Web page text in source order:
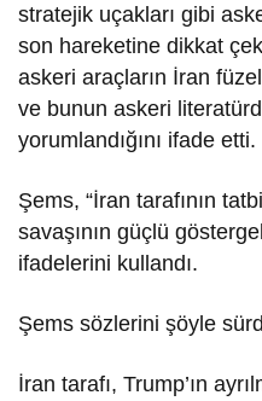
stratejik uçakları gibi
son hareketine dikkat
askeri araçların İran
ve bunun askeri
yorumlandığını ifade etti.
Şems, “İran tarafının
savaşının güçlü
ifadelerini kullandı.
Şems sözlerini şöyle
İran tarafı, Trump’ın